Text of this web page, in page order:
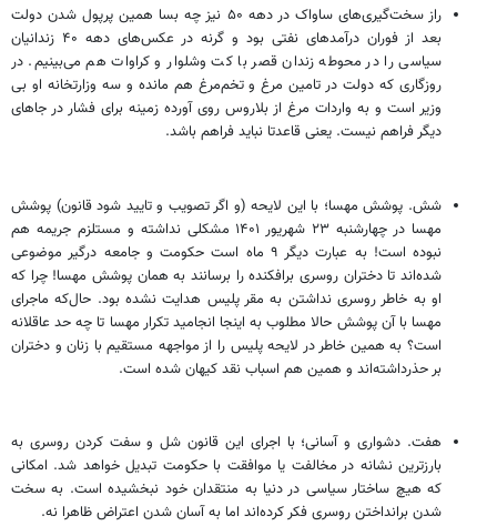
راز سخت‌گیری‌های ساواک در دهه ۵۰ نیز چه بسا همین پرپول شدن دولت
بعد از فوران درآمدهای نفتی بود و گرنه در عکس‌های دهه ۴۰ زندانیان
سیاسی را در محوطه زندان قصر با کت وشلوار و کراوات هم می‌بینیم. در
روزگاری که دولت در تامین مرغ و تخم‌مرغ هم مانده و سه وزارتخانه او بی
وزیر است و به واردات مرغ از بلاروس روی آورده زمینه برای فشار در جاهای
دیگر فراهم نیست. یعنی قاعدتا نباید فراهم باشد.
شش. پوشش مهسا؛ با این لایحه (و اگر تصویب و تایید شود قانون) پوشش
مهسا در چهارشنبه ۲۳ شهریور ۱۴۰۱ مشکلی نداشته و مستلزم جریمه هم
نبوده است! به عبارت دیگر ۹ ماه است حکومت و جامعه درگیر موضوعی
شده‌اند تا دختران روسری برافکنده را برسانند به همان پوشش مهسا! چرا که
او به خاطر روسری نداشتن به مقر پلیس هدایت نشده بود. حال‌که ماجرای
مهسا با آن پوشش حالا مطلوب به اینجا انجامید تکرار مهسا تا چه حد عاقلانه
است؟ به همین خاطر در لایحه پلیس را از مواجهه مستقیم با زنان و دختران
بر حذرداشته‌اند و همین هم اسباب نقد کیهان شده است.
هفت. دشواری و آسانی؛ با اجرای این قانون شل و سفت کردن روسری به
بارزترین نشانه در مخالفت یا موافقت با حکومت تبدیل خواهد شد. امکانی
که هیچ ساختار سیاسی در دنیا به منتقدان خود نبخشیده است. به سخت
شدن برانداختن روسری فکر کرده‌اند اما به آسان شدن اعتراض ظاهرا نه.